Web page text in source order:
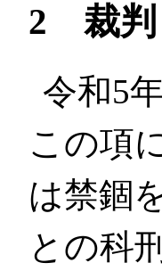
2 裁判
令和5
この項
は禁錮
との科